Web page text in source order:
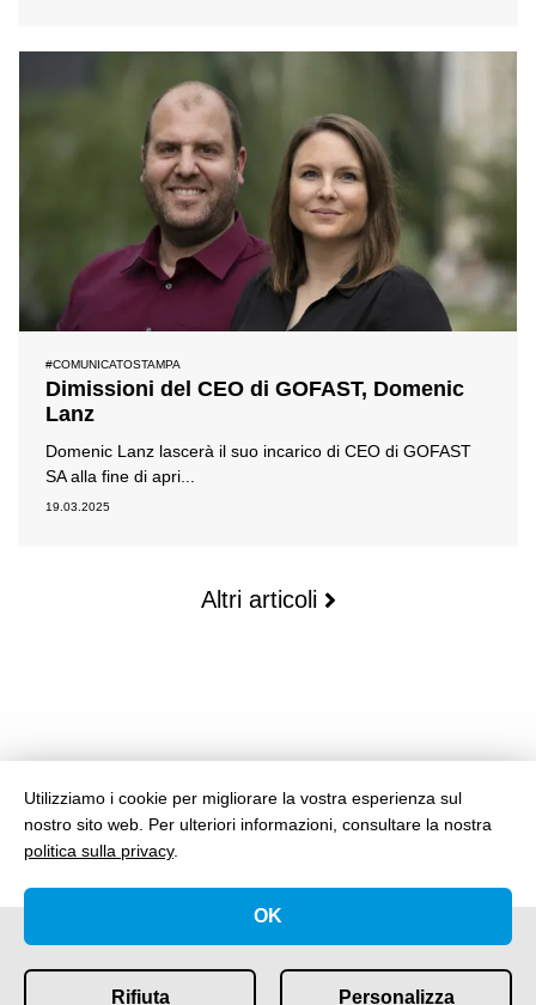
#COMUNICATOSTAMPA
Dimissioni del CEO di GOFAST, Domenic
Lanz
Domenic Lanz lascerà il suo incarico di CEO di GOFAST
SA alla fine di apri...
19.03.2025
Altri articoli
Utilizziamo i cookie per migliorare la vostra esperienza sul
nostro sito web. Per ulteriori informazioni, consultare la nostra
politica sulla privacy.
Rifiuta Personalizza
OK